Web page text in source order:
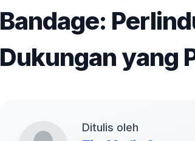
Bandage:
Dukungan yang
Ditulis oleh